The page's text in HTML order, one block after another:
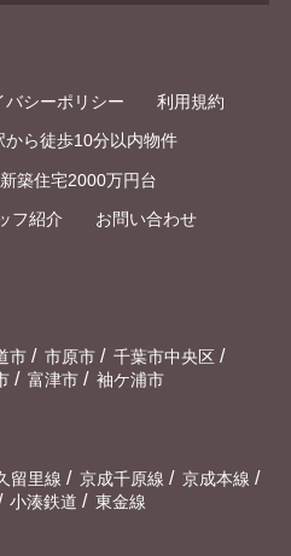
バシーポリシー 利用規約
から徒歩10分以内物件
新築住宅2000万円台
フ紹介 お問い合わせ
市 / 市原市 / 千葉市中央区 /
/ 富津市 / 袖ケ浦市
留里線 / 京成千原線 / 京成本線 /
小湊鉄道 / 東金線